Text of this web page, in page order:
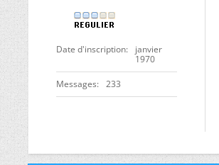
Date d'inscription
janvier
1970
Messages 233